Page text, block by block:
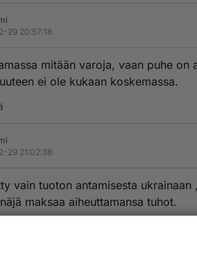
29 20:57:18
mitään varoja, vaan puhe on
ei ole kukaan koskemassa.
29 21:02:38
vain tuoton antamisesta
maksaa aiheuttamansa tuhot.